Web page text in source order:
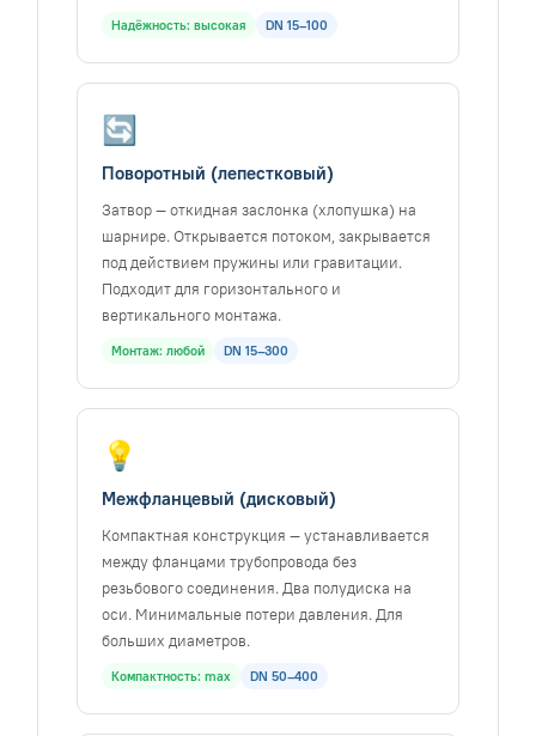
Надёжность: высокая DN 15–100
🔄
Поворотный (лепестковый)
Затвор — откидная заслонка (хлопушка) на
шарнире. Открывается потоком, закрывается
под действием пружины или гравитации.
Подходит для горизонтального и
вертикального монтажа.
Монтаж: любой DN 15–300
💡
Межфланцевый (дисковый)
Компактная конструкция — устанавливается
между фланцами трубопровода без
резьбового соединения. Два полудиска на
оси. Минимальные потери давления. Для
больших диаметров.
Компактность: max DN 50–400